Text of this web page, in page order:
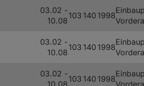
03.02 -
10.08
103 140 1998
03.02 -
10.08
103 140 1998
03.02 -
103 140 1998